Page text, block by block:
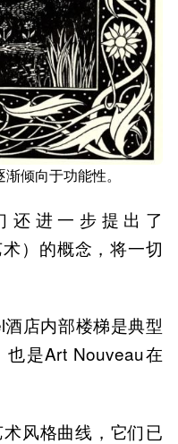
倾向于功能性。
还进一步提出了
）的概念，将一切
店内部楼梯是典型
也是Art Nouveau在
风格曲线，它们已